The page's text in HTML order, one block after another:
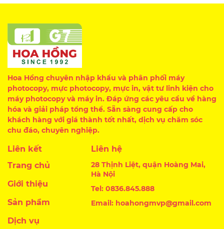
Hoa Hồng chuyên nhập khẩu và phân phối máy
photocopy, mực photocopy, mực in, vật tư linh kiện cho
máy photocopy và máy in. Đáp ứng các yêu cầu về hàng
hóa và giải pháp tổng thể. Sẵn sàng cung cấp cho
khách hàng với giá thành tốt nhất, dịch vụ chăm sóc
chu đáo, chuyên nghiệp.
Liên kết
Trang chủ
Giới thiệu
Sản phẩm
Dịch vụ
Liên hệ
28 Thịnh Liệt, quận Hoàng Mai,
Hà Nội
Tel: 0836.845.888
Email: hoahongmvp@gmail.com